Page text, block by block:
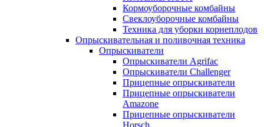
Кормоуборочные комбайны
Свеклоуборочные комбайны
Техника для уборки корнеплодов
Опрыскивательная и поливочная техника
Опрыскиватели
Опрыскиватели Agrifac
Опрыскиватели Challenger
Прицепные опрыскиватели
Прицепные опрыскиватели
Amazone
Прицепные опрыскиватели
Horsch